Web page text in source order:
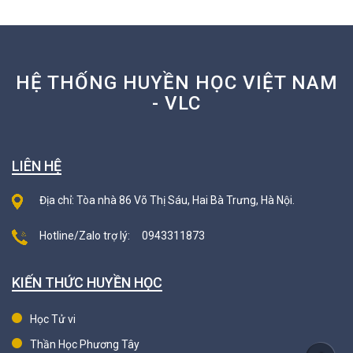
HỆ THỐNG HUYỀN HỌC VIỆT NAM
- VLC
LIÊN HỆ
Địa chỉ: Tòa nhà 86 Võ Thị Sáu, Hai Bà Trưng, Hà Nội.
Hotline/Zalo trợ lý: 0943311873
KIẾN THỨC HUYỀN HỌC
Học Tử vi
Thần Học Phương Tây